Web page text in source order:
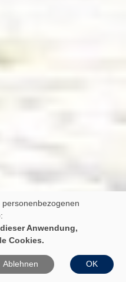
Anwendung,
Cookies.
Ablehnen OK